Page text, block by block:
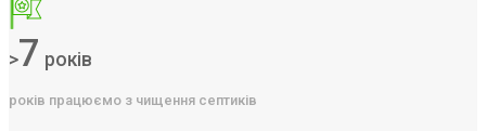
>7 років
років працюємо з чищення септиків